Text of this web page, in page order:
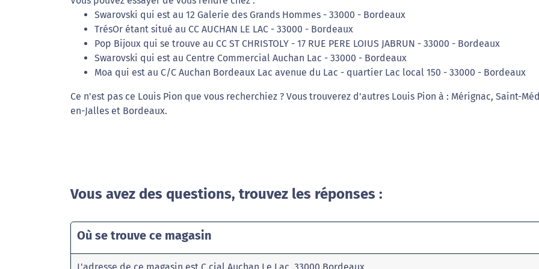
Swarovski qui est au 12 Galerie des Grands Hommes - 33000 - Bordeaux
TrésOr étant situé au CC AUCHAN LE LAC - 33000 - Bordeaux
Pop Bijoux qui se trouve au CC ST CHRISTOLY - 17 RUE PERE LOIUS JABRUN - 33000 - Bordeaux
Swarovski qui est au Centre Commercial Auchan Lac - 33000 - Bordeaux
Moa qui est au C/C Auchan Bordeaux Lac avenue du Lac - quartier Lac local 150 - 33000 - Bordeaux
Ce n'est pas ce Louis Pion que vous recherchiez ? Vous trouverez d'autres Louis Pion à : Mérignac, Saint-
en-Jalles et Bordeaux.
Vous avez des questions, trouvez les réponses :
Où se trouve ce magasin